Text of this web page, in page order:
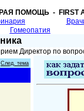
ПОМОЩЬ - FIRST
Гомеопатия
Директор по
След. тема